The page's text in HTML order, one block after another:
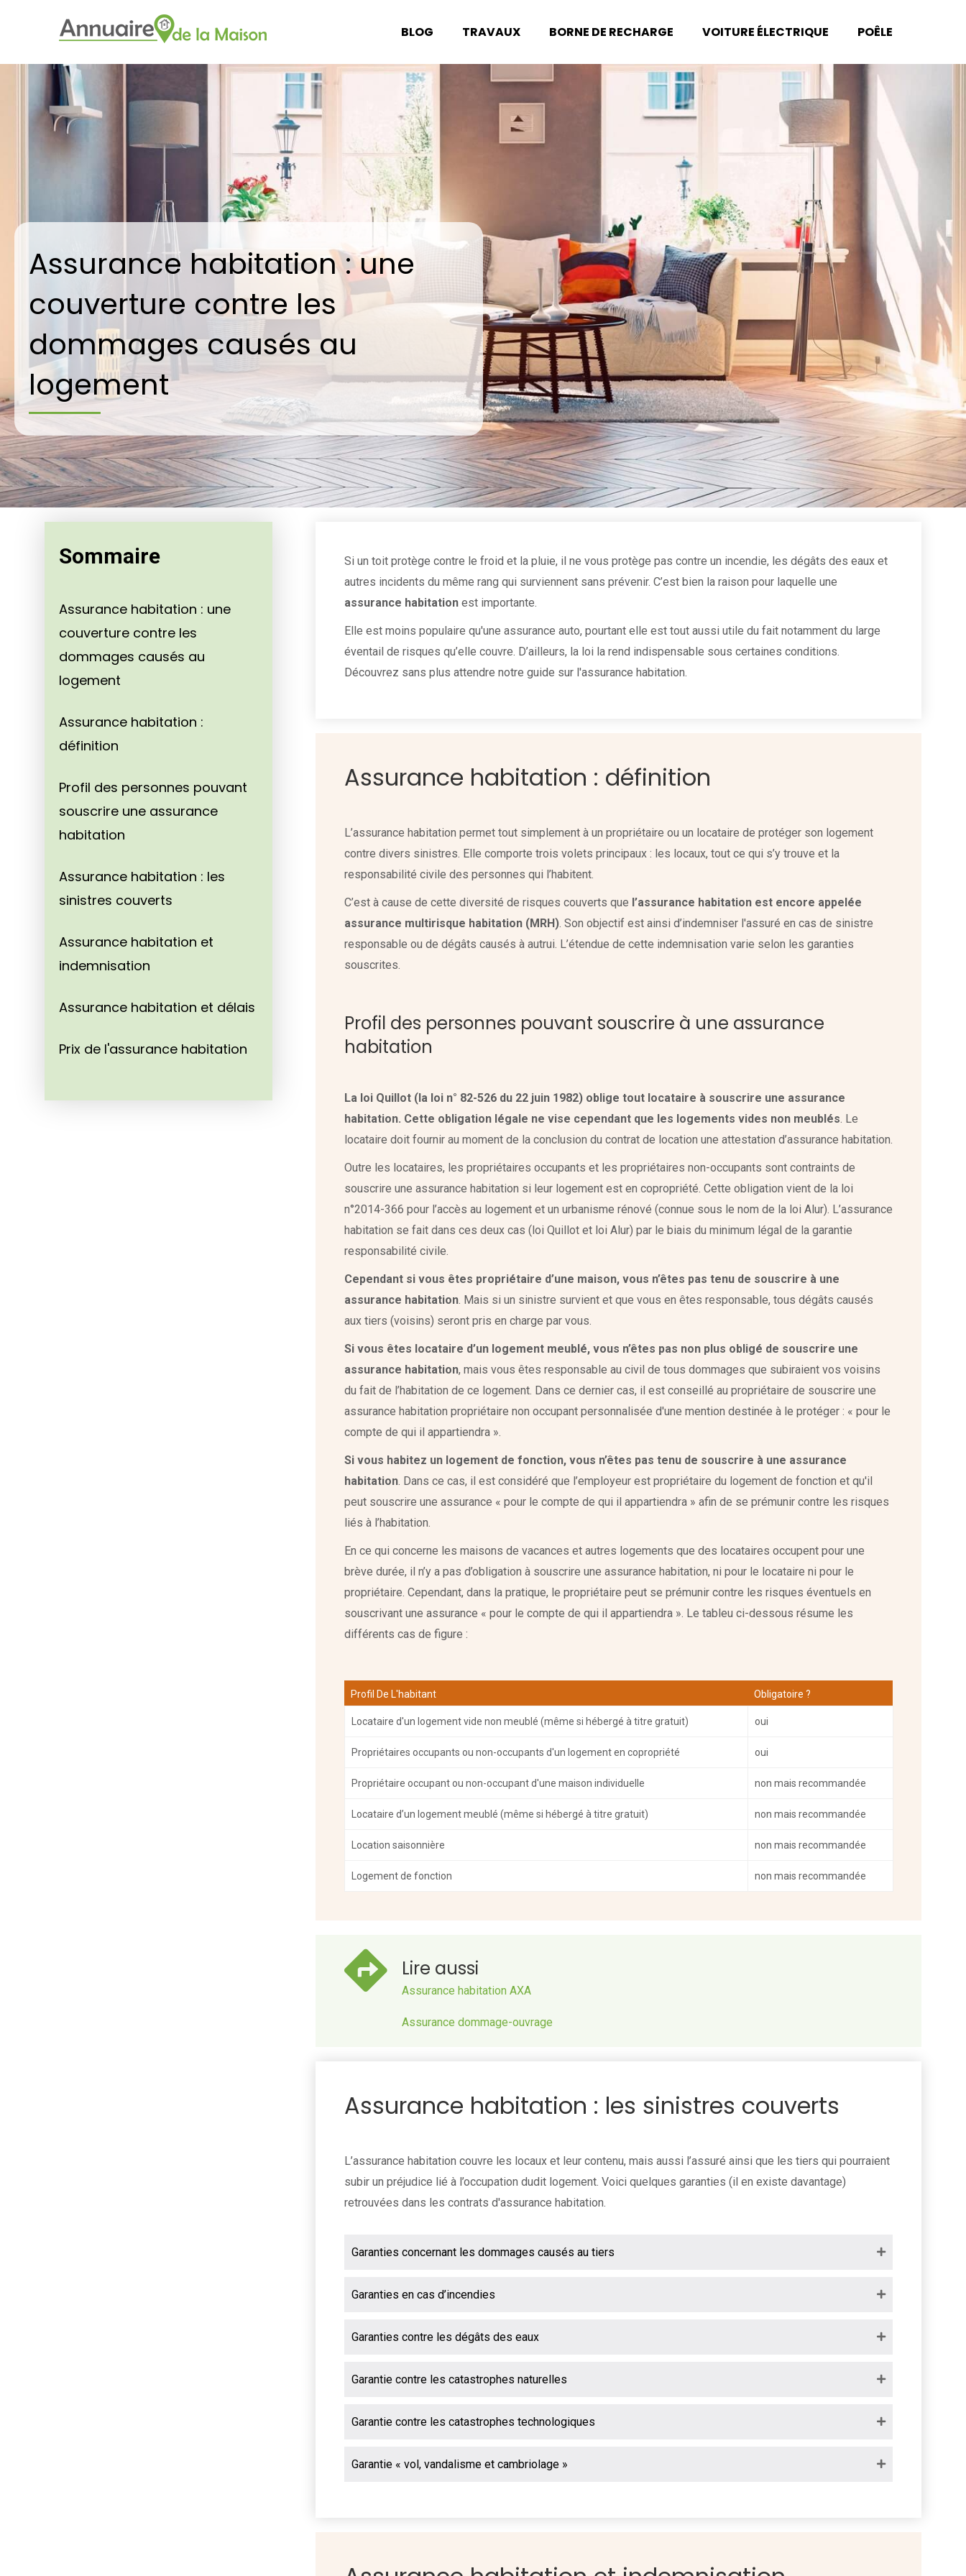
BLOG TRAVAUX BORNE DE RECHARGE VOITURE ÉLECTRIQUE POÊLE
Assurance habitation : une
couverture contre les
dommages causés au
logement
Sommaire
Assurance habitation : une
couverture contre les
dommages causés au
logement
Assurance habitation :
définition
Profil des personnes pouvant
souscrire une assurance
habitation
Assurance habitation : les
sinistres couverts
Assurance habitation et
indemnisation
Assurance habitation et délais
Prix de l'assurance habitation
Si un toit protège contre le froid et la pluie, il ne vous protège pas contre un incendie, les dégâts des eaux et
autres incidents du même rang qui surviennent sans prévenir. C’est bien la raison pour laquelle une
assurance habitationest importante.
Elle est moins populaire qu'une assurance auto, pourtant elle est tout aussi utile du fait notamment du large
éventail de risques qu’elle couvre. D’ailleurs, la loi la rend indispensable sous certaines conditions.
Découvrez sans plus attendre notre guide sur l'assurance habitation.
Assurance habitation : définition
L’assurance habitation permet tout simplement à un propriétaire ou un locataire de protéger son logement
contre divers sinistres. Elle comporte trois volets principaux : les locaux, tout ce qui s’y trouve et la
responsabilité civile des personnes qui l’habitent.
C’est à cause de cette diversité de risques couverts que l’assurance habitation est encore appelée
assurance multirisque habitation (MRH). Son objectif est ainsi d’indemniser l'assuré en cas de sinistre
responsable ou de dégâts causés à autrui. L’étendue de cette indemnisation varie selon les garanties
souscrites.
Profil des personnes pouvant souscrire à une assurance
habitation
La loi Quillot (la loi n° 82-526 du 22 juin 1982) oblige tout locataire à souscrire une assurance
habitation. Cette obligation légale ne vise cependant que les logements vides non meublés. Le
locataire doit fournir au moment de la conclusion du contrat de location une attestation d’assurance habitation.
Outre les locataires, les propriétaires occupants et les propriétaires non-occupants sont contraints de
souscrire une assurance habitation si leur logement est en copropriété. Cette obligation vient de la loi
n°2014-366 pour l’accès au logement et un urbanisme rénové (connue sous le nom de la loi Alur). L’assurance
habitation se fait dans ces deux cas (loi Quillot et loi Alur) par le biais du minimum légal de la garantie
responsabilité civile.
Cependant si vous êtes propriétaire d’une maison, vous n’êtes pas tenu de souscrire à une
assurance habitation. Mais si un sinistre survient et que vous en êtes responsable, tous dégâts causés
aux tiers (voisins) seront pris en charge par vous.
Si vous êtes locataire d’un logement meublé, vous n’êtes pas non plus obligé de souscrire une
assurance habitation, mais vous êtes responsable au civil de tous dommages que subiraient vos voisins
du fait de l’habitation de ce logement. Dans ce dernier cas, il est conseillé au propriétaire de souscrire une
assurance habitation propriétaire non occupant personnalisée d'une mention destinée à le protéger : « pour le
compte de qui il appartiendra ».
Si vous habitez un logement de fonction, vous n’êtes pas tenu de souscrire à une assurance
habitation. Dans ce cas, il est considéré que l’employeur est propriétaire du logement de fonction et qu'il
peut souscrire une assurance « pour le compte de qui il appartiendra » afin de se prémunir contre les risques
liés à l’habitation.
En ce qui concerne les maisons de vacances et autres logements que des locataires occupent pour une
brève durée, il n’y a pas d’obligation à souscrire une assurance habitation, ni pour le locataire ni pour le
propriétaire. Cependant, dans la pratique, le propriétaire peut se prémunir contre les risques éventuels en
souscrivant une assurance « pour le compte de qui il appartiendra ». Le tableu ci-dessous résume les
différents cas de figure :
Profil De L'habitant Obligatoire ?
Locataire d'un logement vide non meublé (même si hébergé à titre gratuit) oui
Propriétaires occupants ou non-occupants d'un logement en copropriété oui
Propriétaire occupant ou non-occupant d'une maison individuelle non mais recommandée
Locataire d’un logement meublé (même si hébergé à titre gratuit) non mais recommandée
Location saisonnière non mais recommandée
Logement de fonction non mais recommandée
Lire aussi
Assurance habitation AXA
Assurance dommage-ouvrage
Assurance habitation : les sinistres couverts
L’assurance habitation couvre les locaux et leur contenu, mais aussi l’assuré ainsi que les tiers qui pourraient
subir un préjudice lié à l’occupation dudit logement. Voici quelques garanties (il en existe davantage)
retrouvées dans les contrats d'assurance habitation.
Garanties concernant les dommages causés au tiers
Garanties en cas d’incendies
Garanties contre les dégâts des eaux
Garantie contre les catastrophes naturelles
Garantie contre les catastrophes technologiques
Garantie « vol, vandalisme et cambriolage »